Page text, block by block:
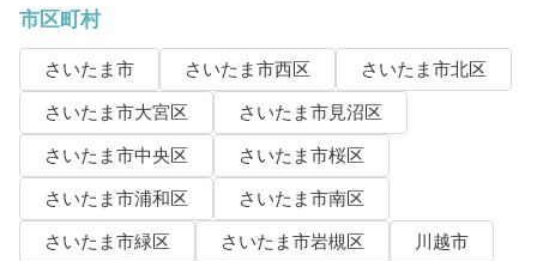
市区町村
さいたま市 さいたま市西区
さいたま市北区
さいたま市大宮区
さいたま市見沼区
さいたま市中央区
さいたま市桜区
さいたま市浦和区
さいたま市南区
さいたま市緑区
さいたま市岩槻区
川越市